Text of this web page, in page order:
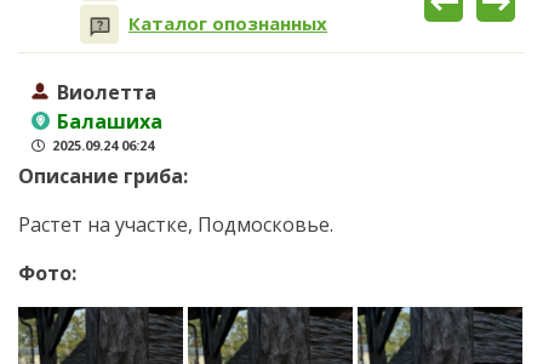
Каталог опознанных
Виолетта
Балашиха
2025.09.24 06:24
Описание гриба:
Растет на участке, Подмосковье.
Фото: